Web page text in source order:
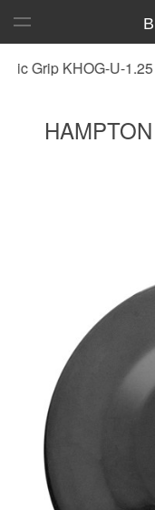
Grip KHOG-U-1.25